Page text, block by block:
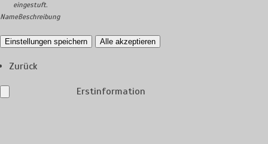
eingestuft.
NameBeschreibung
Einstellungen speichern Alle akzeptieren
Zurück
Erstinformation